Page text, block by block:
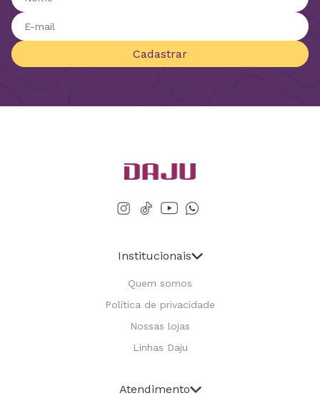
Cadastrar
Institucionais
Quem somos
Política de privacidade
Nossas lojas
Linhas Daju
Atendimento